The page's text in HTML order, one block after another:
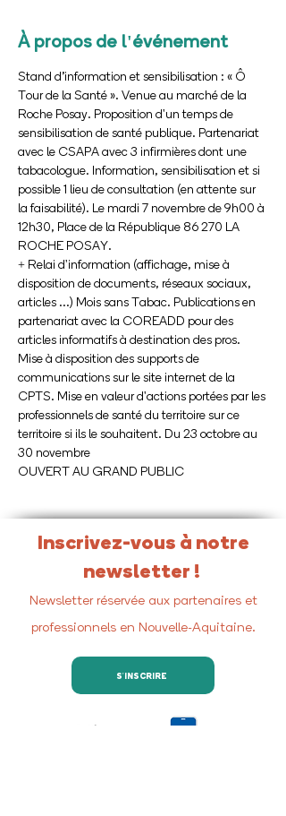
À propos de l'événement
Stand d’information et sensibilisation : « Ô
Tour de la Santé ». Venue au marché de la
Roche Posay. Proposition d'un temps de
sensibilisation de santé publique. Partenariat
avec le CSAPA avec 3 infirmières dont une
tabacologue. Information, sensibilisation et si
possible 1 lieu de consultation (en attente sur
la faisabilité). Le mardi 7 novembre de 9h00 à
12h30, Place de la République 86 270 LA
ROCHE POSAY.
+ Relai d'information (affichage, mise à
disposition de documents, réseaux sociaux,
articles ...) Mois sans Tabac. Publications en
partenariat avec la COREADD pour des
articles informatifs à destination des pros.
Mise à disposition des supports de
communications sur le site internet de la
CPTS. Mise en valeur d'actions portées par les
professionnels de santé du territoire sur ce
territoire si ils le souhaitent. Du 23 octobre au
30 novembre
OUVERT AU GRAND PUBLIC
Inscrivez-vous à notre
newsletter !
Newsletter réservée aux partenaires et
professionnels en Nouvelle-Aquitaine.
S'INSCRIRE